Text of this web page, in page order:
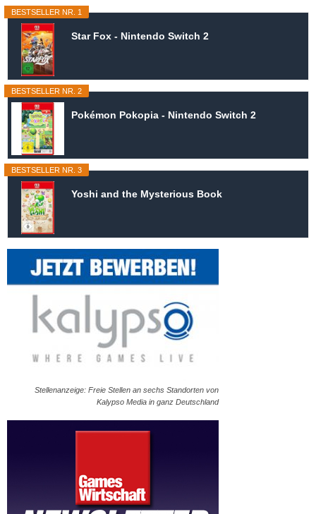
BESTSELLER NR. 1
Star Fox - Nintendo Switch 2
BESTSELLER NR. 2
Pokémon Pokopia - Nintendo Switch 2
BESTSELLER NR. 3
Yoshi and the Mysterious Book
Stellenanzeige: Freie Stellen an sechs Standorten von
Kalypso Media in ganz Deutschland